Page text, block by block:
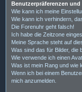
Benutzerpräferenzen
Wie kann ich meine
Wie kann ich verhindern,
Die Forenuhr geht falsch!
Ich habe die Zeitzone
Meine Sprache steht auf
Was sind das für Bilder, die
Wie verwende ich einen
Was ist mein Rang und wie
Wenn ich bei einem
mich anzumelden.